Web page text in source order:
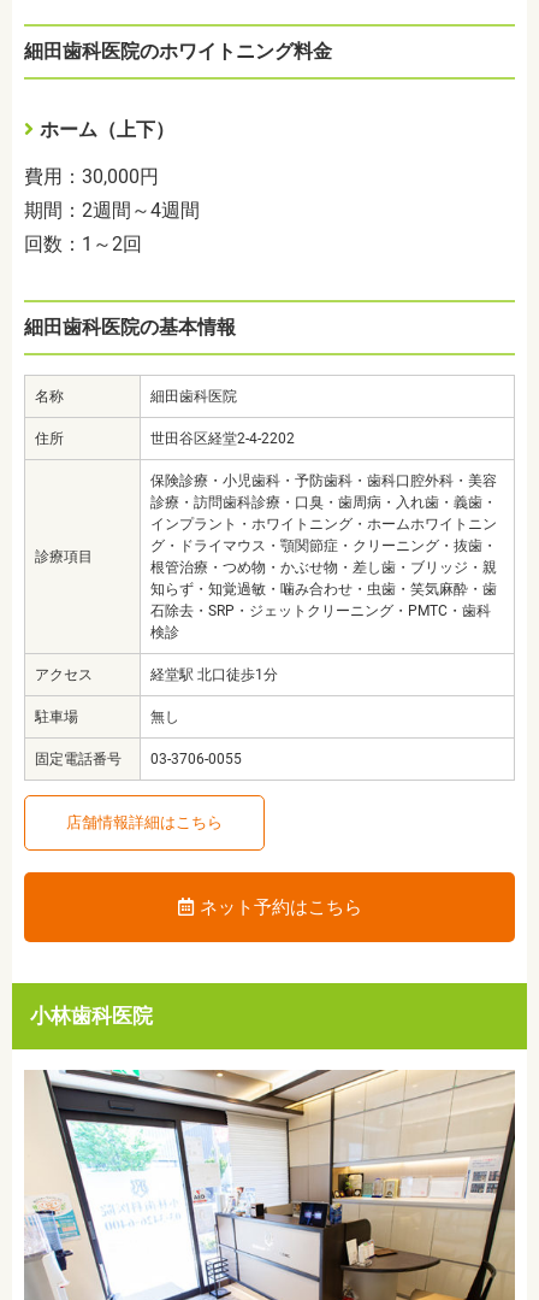
細田歯科医院のホワイトニング料金
ホーム（上下）
費用：30,000円
期間：2週間～4週間
回数：1～2回
細田歯科医院の基本情報
名称 細田歯科医院
住所 世田谷区経堂2-4-2202
診療項目
保険診療・小児歯科・予防歯科・歯科口腔外科・美容
診療・訪問歯科診療・口臭・歯周病・入れ歯・義歯・
インプラント・ホワイトニング・ホームホワイトニン
グ・ドライマウス・顎関節症・クリーニング・抜歯・
根管治療・つめ物・かぶせ物・差し歯・ブリッジ・親
知らず・知覚過敏・噛み合わせ・虫歯・笑気麻酔・歯
石除去・SRP・ジェットクリーニング・PMTC・歯科
検診
アクセス 経堂駅 北口徒歩1分
駐車場 無し
固定電話番号 03-3706-0055
店舗情報詳細はこちら
ネット予約はこちら
小林歯科医院